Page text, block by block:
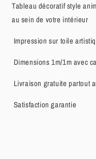
Tableau décoratif style
au sein de votre intérieur
Impression sur toile
Dimensions 1m/1m avec
Livraison gratuite partout
Satisfaction garantie